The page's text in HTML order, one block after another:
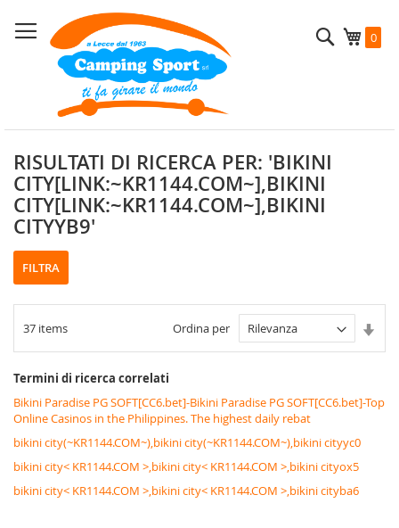
al
contenuto
0
Cerca
RISULTATI DI RICERCA PER: 'BIKINI
CITY[LINK:~KR1144.COM~],BIKINI
CITY[LINK:~KR1144.COM~],BIKINI
CITYYB9'
37 items Ordina per
Termini di ricerca correlati
Bikini Paradise PG SOFT[CC6.bet]-Bikini Paradise PG SOFT[CC6.bet]-Top
Online Casinos in the Philippines. The highest daily rebat
bikini city(~KR1144.COM~),bikini city(~KR1144.COM~),bikini cityyc0
bikini city< KR1144.COM >,bikini city< KR1144.COM >,bikini cityox5
bikini city< KR1144.COM >,bikini city< KR1144.COM >,bikini cityba6
FILTRA